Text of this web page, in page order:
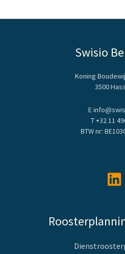
Swisio
Koning
3500
E
T+32 11
BTW nr: